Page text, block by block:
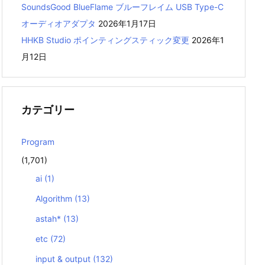
SoundsGood BlueFlame ブルーフレイム USB Type-C
オーディオアダプタ 2026年1月17日
HHKB Studio ポインティングスティック変更 2026年1
月12日
カテゴリー
Program
(1,701)
ai (1)
Algorithm (13)
astah* (13)
etc (72)
input & output (132)